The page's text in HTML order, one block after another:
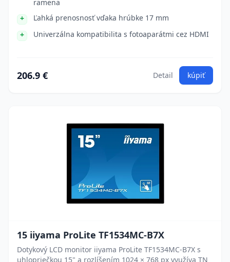
ramena
Ľahká prenosnosť vďaka hrúbke 17 mm
Univerzálna kompatibilita s fotoaparátmi cez HDMI
206.9 € Detail kúpiť
15 iiyama ProLite TF1534MC-B7X
Dotykový LCD monitor iiyama ProLite TF1534MC-B7X s
uhlopriečkou 15" a rozlíšením 1024 × 768 px využíva TN